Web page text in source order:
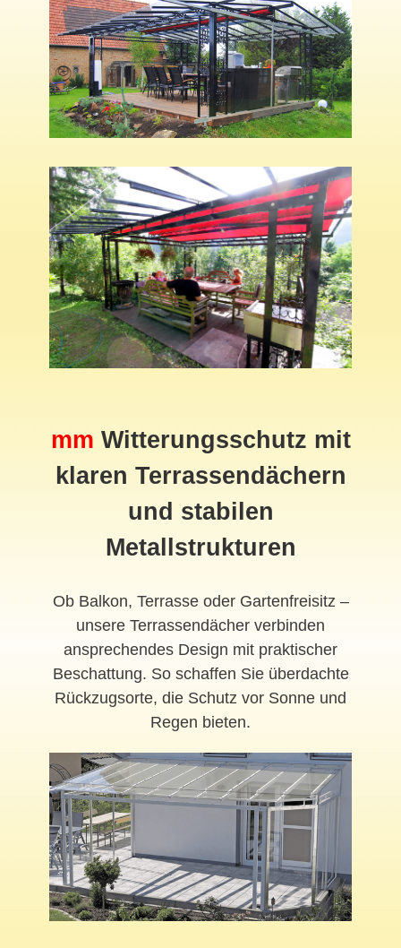
mm Witterungsschutz mit
klaren Terrassendächern
und stabilen
Metallstrukturen
Ob Balkon, Terrasse oder Gartenfreisitz –
unsere Terrassendächer verbinden
ansprechendes Design mit praktischer
Beschattung. So schaffen Sie überdachte
Rückzugsorte, die Schutz vor Sonne und
Regen bieten.